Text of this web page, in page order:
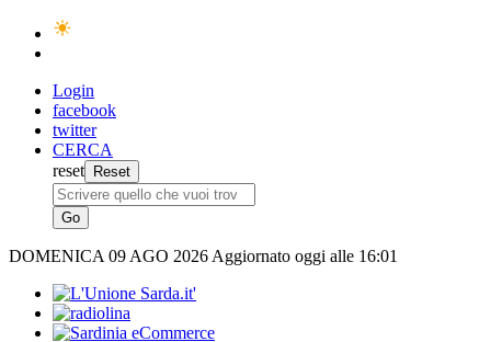
Login
facebook
twitter
CERCA
reset
DOMENICA 09 AGO 2026 Aggiornato oggi alle 16:01